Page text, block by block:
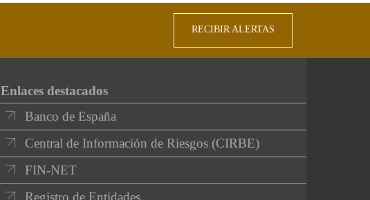
RECIBIR ALERTAS
Enlaces destacados
Banco de España
Central de Información de Riesgos (CIRBE)
FIN-NET
Registro de Entidades